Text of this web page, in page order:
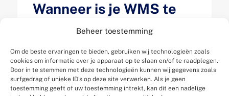
Beheer toestemming
Om de beste ervaringen te bieden, gebruiken wij technologieën zoals
cookies om informatie over je apparaat op te slaan en/of te raadplegen.
Door in te stemmen met deze technologieën kunnen wij gegevens zoals
surfgedrag of unieke ID's op deze site verwerken. Als je geen
toestemming geeft of uw toestemming intrekt, kan dit een nadelige
Wanneer is je WMS te
klein geworden? 5
je groei afremt
Gepubliceerd op 13 juli 2026